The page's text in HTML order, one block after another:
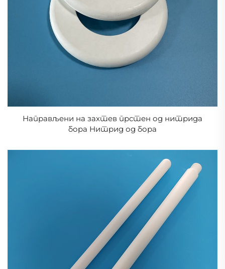
Направљени на захтев прстен од нитрида
бора Нитрид од бора